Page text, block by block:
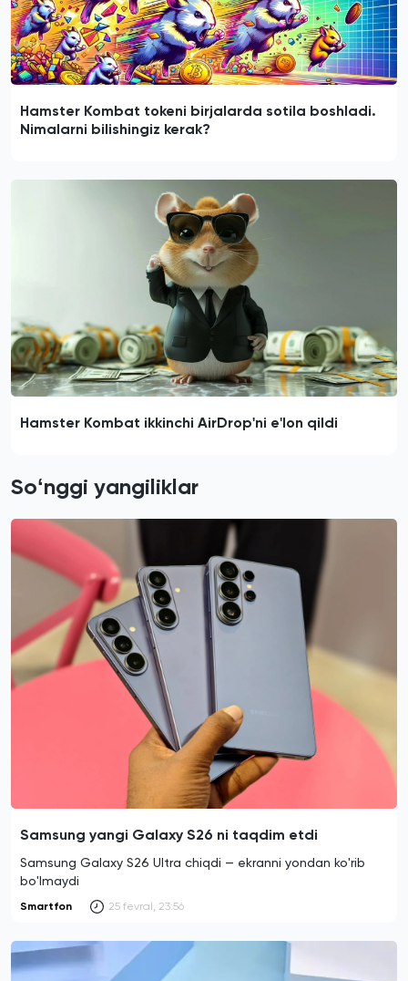
Hamster Kombat tokeni birjalarda sotila boshladi.
Nimalarni bilishingiz kerak?
Hamster Kombat ikkinchi AirDrop'ni e'lon qildi
Soʻnggi yangiliklar
Samsung yangi Galaxy S26 ni taqdim etdi
Samsung Galaxy S26 Ultra chiqdi — ekranni yondan ko'rib
bo'lmaydi
Smartfon 25 fevral, 23:56